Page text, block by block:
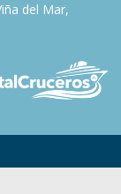
del Mar,